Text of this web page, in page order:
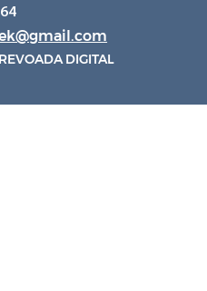
DIGITAL